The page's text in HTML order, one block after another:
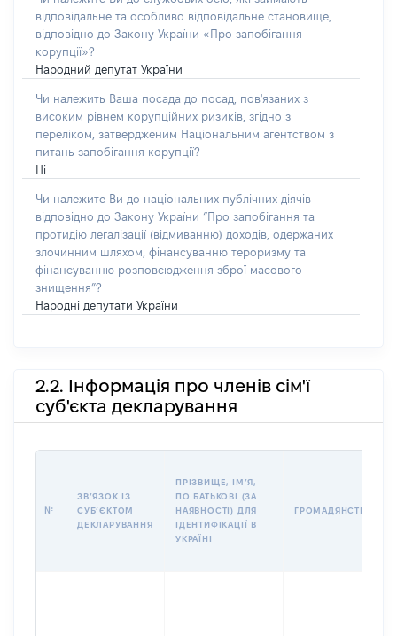
відповідальне та особливо відповідальне становище,
відповідно до Закону України «Про запобігання
корупції»?
Народний депутат України
Чи належить Ваша посада до посад, пов'язаних з
високим рівнем корупційних ризиків, згідно з
переліком, затвердженим Національним агентством з
питань запобігання корупції?
Ні
Чи належите Ви до національних публічних діячів
відповідно до Закону України “Про запобігання та
протидію легалізації (відмиванню) доходів, одержаних
злочинним шляхом, фінансуванню тероризму та
фінансуванню розповсюдження зброї масового
знищення”?
Народні депутати України
2.2. Інформація про членів сім'ї
суб'єкта декларування
№
ЗВʼЯЗОК ІЗ
СУБʼЄКТОМ
ДЕКЛАРУВАННЯ
ПРІЗВИЩЕ, ІМʼЯ,
ПО БАТЬКОВІ (ЗА
НАЯВНОСТІ) ДЛЯ
ІДЕНТИФІКАЦІЇ В
УКРАЇНІ
ГРОМАДЯНСТВО